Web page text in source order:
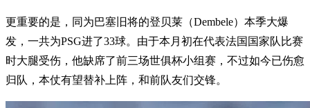
更重要的是，同为巴塞旧将的登贝莱（Dembele）本季大爆
发，一共为PSG进了33球。由于本月初在代表法国国家队比赛
时大腿受伤，他缺席了前三场世俱杯小组赛，不过如今已伤愈
归队，本仗有望替补上阵，和前队友们交锋。